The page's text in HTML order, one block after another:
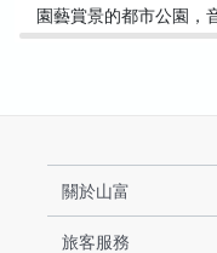
園藝賞景的都市公園，
關於山富
旅客服務